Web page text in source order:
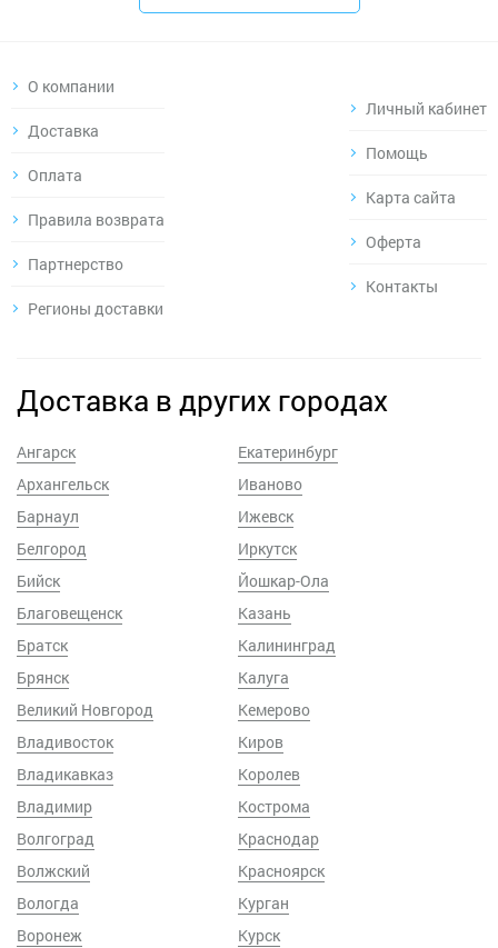
О компании
Доставка
Оплата
Правила возврата
Партнерство
Регионы доставки
Личный кабинет
Помощь
Карта сайта
Оферта
Контакты
Доставка в других городах
Ангарск
Архангельск
Барнаул
Белгород
Бийск
Благовещенск
Братск
Брянск
Великий Новгород
Владивосток
Владикавказ
Владимир
Волгоград
Волжский
Вологда
Воронеж
Екатеринбург
Иваново
Ижевск
Иркутск
Йошкар-Ола
Казань
Калининград
Калуга
Кемерово
Киров
Королев
Кострома
Краснодар
Красноярск
Курган
Курск